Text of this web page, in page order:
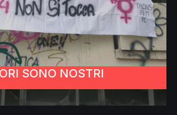
SONO NOSTRI